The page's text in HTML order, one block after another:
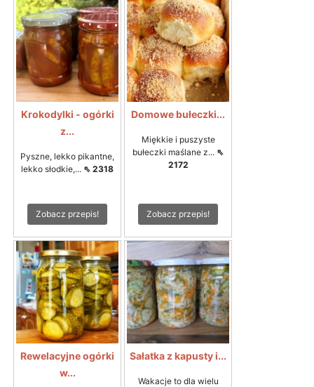
Krokodylki - ogórki
z...
Pyszne, lekko pikantne,
lekko słodkie,... ⇖ 2318
Zobacz przepis!
Domowe bułeczki...
Miękkie i puszyste
bułeczki maślane z... ⇖
2172
Zobacz przepis!
Rewelacyjne ogórki
w...
Sałatka z kapusty i...
Wakacje to dla wielu